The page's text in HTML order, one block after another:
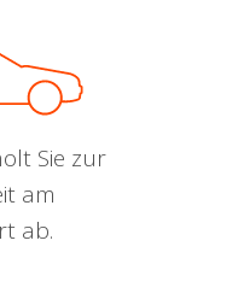
Sie zur
am
ab.